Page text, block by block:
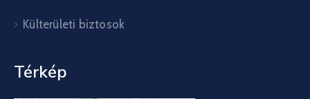
Külterületi biztosok
Térkép